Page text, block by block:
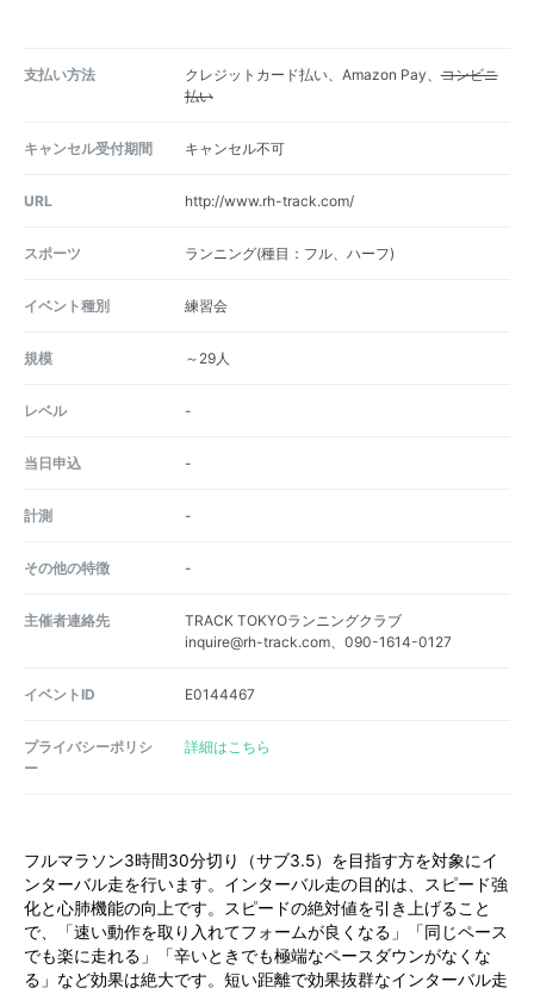
支払い方法 クレジットカード払い、Amazon Pay、コンビニ
払い
キャンセル受付期間 キャンセル不可
URL http://www.rh-track.com/
スポーツ ランニング(種目：フル、ハーフ)
イベント種別 練習会
規模 ～29人
レベル -
当日申込 -
計測 -
その他の特徴 -
主催者連絡先
TRACK TOKYOランニングクラブ
inquire@rh-track.com、090-1614-0127
イベントID E0144467
プライバシーポリシ
ー
詳細はこちら
フルマラソン3時間30分切り（サブ3.5）を目指す方を対象にイ
ンターバル走を行います。インターバル走の目的は、スピード強
化と心肺機能の向上です。スピードの絶対値を引き上げること
で、「速い動作を取り入れてフォームが良くなる」「同じペース
でも楽に走れる」「辛いときでも極端なペースダウンがなくな
る」など効果は絶大です。短い距離で効果抜群なインターバル走